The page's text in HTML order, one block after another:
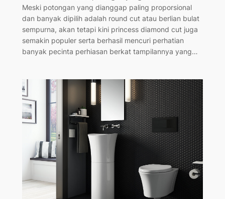
Meski potongan yang dianggap paling proporsional
dan banyak dipilih adalah round cut atau berlian bulat
sempurna, akan tetapi kini princess diamond cut juga
semakin populer serta berhasil mencuri perhatian
banyak pecinta perhiasan berkat tampilannya yang…